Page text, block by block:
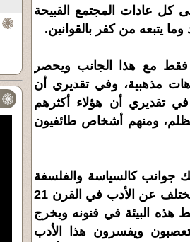
كل عادات المجتمع القبيحة
وما يتبعه من كفر بالقوانين.
فقط مع هذا الجانب ويحصر
مذهبية، وفي تقديري أن
تقديري أن هؤلاء أكثرهم
ومنهم أشخاص طائفيون
كالسياسة والفلسفة
والأدب، كمثال أن الجانب الأدبي مثلاً في القرن 15 مختلف عن الأدب في القرن 21
هذه البيئة في فنونه ويخرج
ويفسرون هذا الأدب